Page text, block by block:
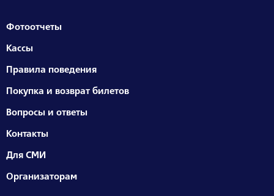
Фотоотчеты
Кассы
Правила поведения
Покупка и возврат билетов
Вопросы и ответы
Контакты
Для СМИ
Организаторам